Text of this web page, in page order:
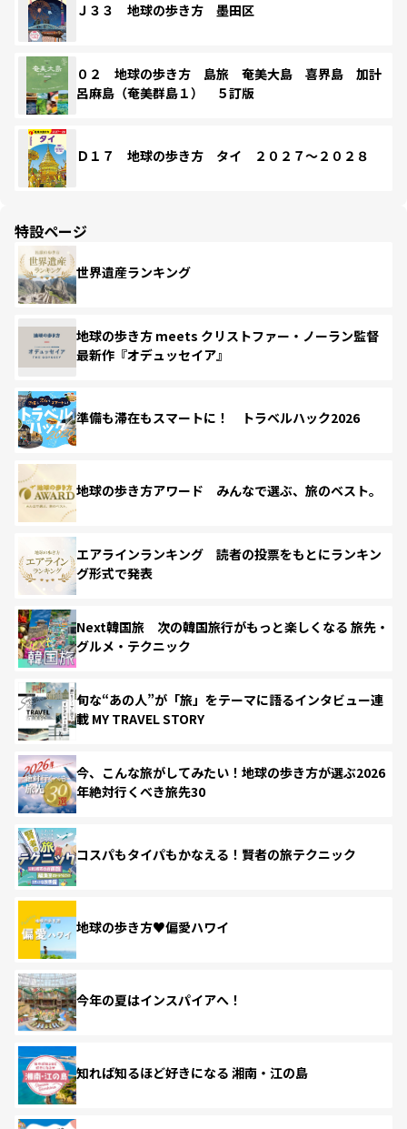
Ｊ３３ 地球の歩き方 墨田区
０２ 地球の歩き方 島旅 奄美大島 喜界島 加計
呂麻島（奄美群島１） ５訂版
Ｄ１７ 地球の歩き方 タイ ２０２７～２０２８
特設ページ
世界遺産ランキング
地球の歩き方 meets クリストファー・ノーラン監督
最新作『オデュッセイア』
準備も滞在もスマートに！ トラベルハック2026
地球の歩き方アワード みんなで選ぶ、旅のベスト。
エアラインランキング 読者の投票をもとにランキン
グ形式で発表
Next韓国旅 次の韓国旅行がもっと楽しくなる 旅先・
グルメ・テクニック
旬な“あの人”が「旅」をテーマに語るインタビュー連
載 MY TRAVEL STORY
今、こんな旅がしてみたい！地球の歩き方が選ぶ2026
年絶対行くべき旅先30
コスパもタイパもかなえる！賢者の旅テクニック
地球の歩き方♥偏愛ハワイ
今年の夏はインスパイアへ！
知れば知るほど好きになる 湘南・江の島